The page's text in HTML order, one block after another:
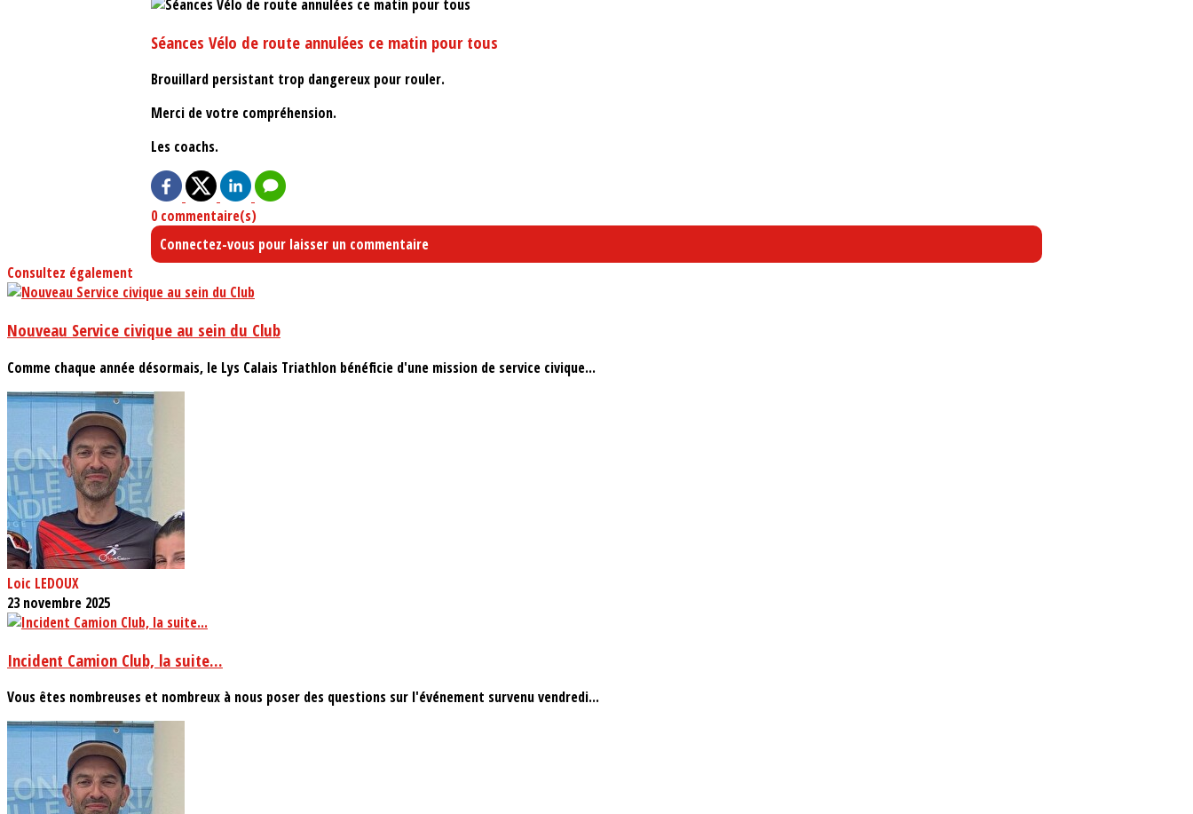
Séances Vélo de route annulées ce matin pour tous
Brouillard persistant trop dangereux pour rouler.
Merci de votre compréhension.
Les coachs.
0 commentaire(s)
Connectez-vous pour laisser un commentaire
Consultez également
Nouveau Service civique au sein du Club
Comme chaque année désormais, le Lys Calais Triathlon bénéficie d'une mission de service civique...
Loic LEDOUX
23 novembre 2025
Incident Camion Club, la suite...
Vous êtes nombreuses et nombreux à nous poser des questions sur l'événement survenu vendredi...